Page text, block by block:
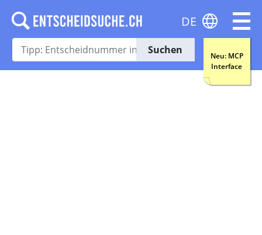
Suchen
Neu: MCP
Interface
DE